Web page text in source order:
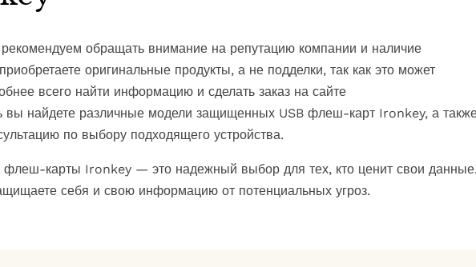
обращать внимание на репутацию компании и наличие
оригинальные продукты, а не подделки, так как это может
всего найти информацию и сделать заказ на сайте
вы найдете различные модели защищенных USB флеш-карт Ironkey, а
по выбору подходящего устройства.
карты Ironkey — это надежный выбор для тех, кто ценит свои данные.
себя и свою информацию от потенциальных угроз.